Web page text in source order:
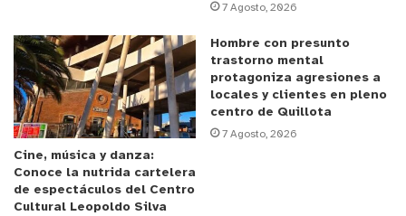
o de manera presencial en
el casino viñamarino entre las 12.00 y las 21.00
horas.
y tú, ¿qué opinas?
7 Agosto, 2026
Cine, música y danza:
Conoce la nutrida cartelera
de espectáculos del Centro
Cultural Leopoldo Silva
Hombre con presunto
trastorno mental
protagoniza agresiones a
locales y clientes en pleno
centro de Quillota
7 Agosto, 2026